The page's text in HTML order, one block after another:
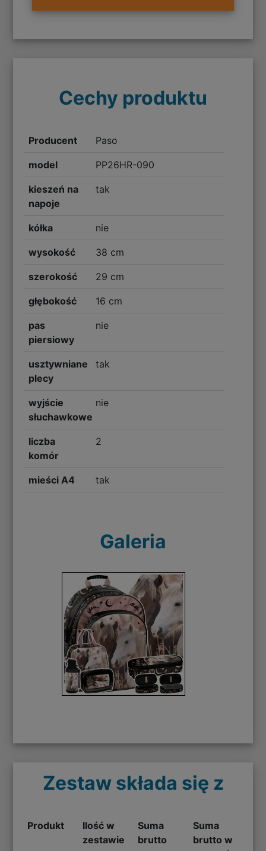
Cechy produktu
Producent Paso
model PP26HR-090
kieszeń na
napoje
tak
kółka nie
wysokość 38 cm
szerokość 29 cm
głębokość 16 cm
pas
piersiowy
nie
usztywniane
plecy
tak
wyjście
słuchawkowe
nie
liczba
komór
2
mieści A4 tak
Galeria
Zestaw składa się z
Produkt
Ilość w
zestawie
Suma
brutto
Suma
brutto w